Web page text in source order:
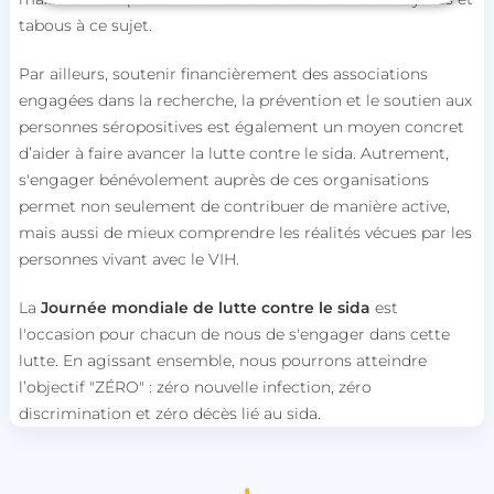
tabous à ce sujet.
Par ailleurs, soutenir financièrement des associations
engagées dans la recherche, la prévention et le soutien aux
personnes séropositives est également un moyen concret
d’aider à faire avancer la lutte contre le sida. Autrement,
s'engager bénévolement auprès de ces organisations
permet non seulement de contribuer de manière active,
mais aussi de mieux comprendre les réalités vécues par les
personnes vivant avec le VIH.
La Journée mondiale de lutte contre le sida est
l'occasion pour chacun de nous de s'engager dans cette
lutte. En agissant ensemble, nous pourrons atteindre
l’objectif "ZÉRO" : zéro nouvelle infection, zéro
discrimination et zéro décès lié au sida.
Ciblage
Fonctionnalité Non classifiés
Les cookies strictement nécessaires habilitent des
fonctionnalités de base du site Web telles que la
connexion des utilisateurs et la gestion des
comptes. Le site Web ne peut pas être utilisé
correctement sans les cookies strictement
nécessaires.
Nom
Fournisseur / Domaine
lccst accounts.livechat.com